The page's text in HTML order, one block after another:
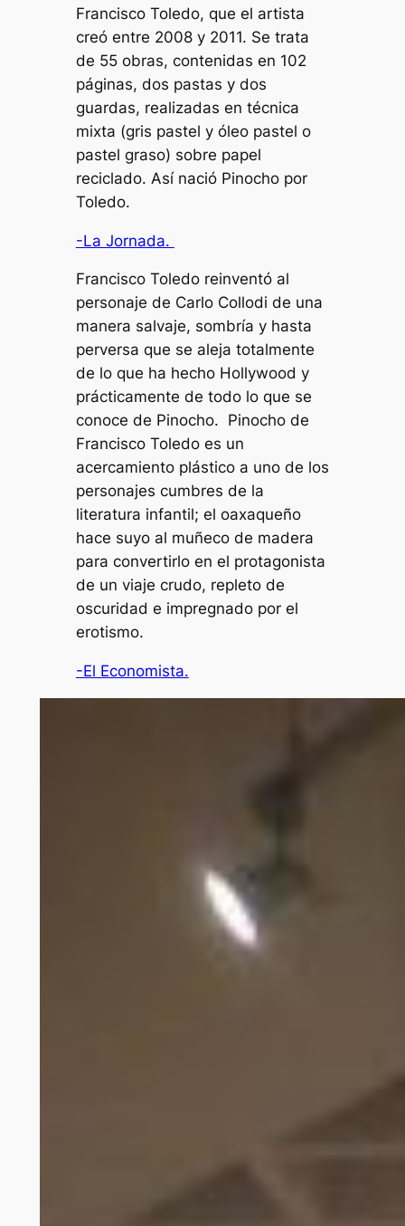
Francisco Toledo, que el artista
creó entre 2008 y 2011. Se trata
de 55 obras, contenidas en 102
páginas, dos pastas y dos
guardas, realizadas en técnica
mixta (gris pastel y óleo pastel o
pastel graso) sobre papel
reciclado. Así nació Pinocho por
Toledo.
-La Jornada.
Francisco Toledo reinventó al
personaje de Carlo Collodi de una
manera salvaje, sombría y hasta
perversa que se aleja totalmente
de lo que ha hecho Hollywood y
prácticamente de todo lo que se
conoce de Pinocho. Pinocho de
Francisco Toledo es un
acercamiento plástico a uno de los
personajes cumbres de la
literatura infantil; el oaxaqueño
hace suyo al muñeco de madera
para convertirlo en el protagonista
de un viaje crudo, repleto de
oscuridad e impregnado por el
erotismo.
-El Economista.